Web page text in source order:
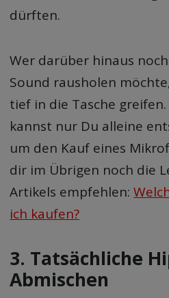
dürften.
Wer darüber hinaus
Sound rausholen
tief in die Tasche
kannst nur Du alleine
um den Kauf eines
dir im Übrigen noch die
Artikels empfehlen:
ich kaufen?
3. Tatsächliche
Abmischen